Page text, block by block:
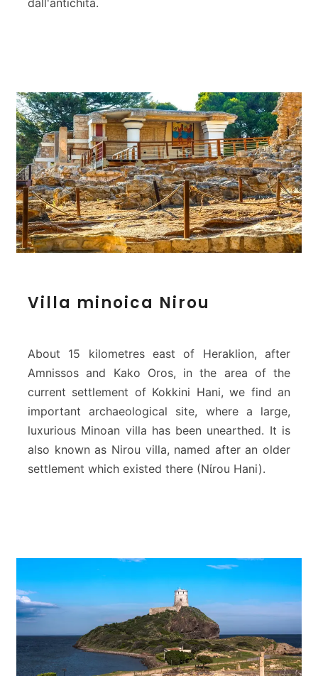
i
a
n
o
i
c
N
Villa minoica Nirou
About 15 kilometres east of Heraklion, after
Amnissos and Kako Oros, in the area of the
current settlement of Kokkini Hani, we find an
important archaeological site, where a large,
luxurious Minoan villa has been unearthed. It is
also known as Nirou villa, named after an older
settlement which existed there (Nίrou Hani).